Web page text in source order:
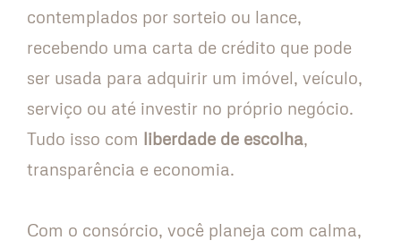
contemplados por sorteio ou lance,
recebendo uma carta de crédito que pode
ser usada para adquirir um imóvel, veículo,
serviço ou até investir no próprio negócio.
Tudo isso com liberdade de escolha,
transparência e economia.
Com o consórcio, você planeja com calma,